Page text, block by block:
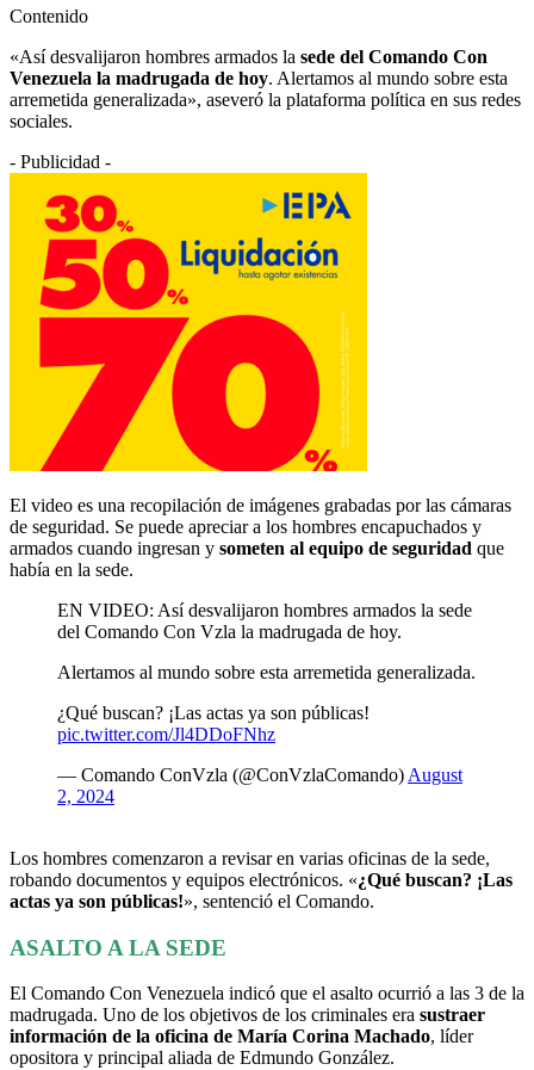
Contenido
«Así desvalijaron hombres armados la sede del Comando Con
Venezuela la madrugada de hoy. Alertamos al mundo sobre esta
arremetida generalizada», aseveró la plataforma política en sus redes
sociales.
- Publicidad -
El video es una recopilación de imágenes grabadas por las cámaras
de seguridad. Se puede apreciar a los hombres encapuchados y
armados cuando ingresan y someten al equipo de seguridad que
había en la sede.
EN VIDEO: Así desvalijaron hombres armados la sede
del Comando Con Vzla la madrugada de hoy.
Alertamos al mundo sobre esta arremetida generalizada.
¿Qué buscan? ¡Las actas ya son públicas!
pic.twitter.com/Jl4DDoFNhz
— Comando ConVzla (@ConVzlaComando) August
2, 2024
Los hombres comenzaron a revisar en varias oficinas de la sede,
robando documentos y equipos electrónicos. «¿Qué buscan? ¡Las
actas ya son públicas!», sentenció el Comando.
ASALTO A LA SEDE
El Comando Con Venezuela indicó que el asalto ocurrió a las 3 de la
madrugada. Uno de los objetivos de los criminales era sustraer
información de la oficina de María Corina Machado, líder
opositora y principal aliada de Edmundo González.